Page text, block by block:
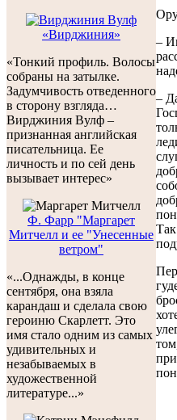
«Вирджиния»
«Тонкий профиль. Волосы
собраны на затылке.
Задумчивость отведенного
в сторону взгляда…
Вирджиния Вулф –
признанная английская
писательница. Ее
личность и по сей день
вызывает интерес»
Ф. Фарр "Маргарет
Митчелл и ее "Унесенные
ветром"
«...Однажды, в конце
сентября, она взяла
карандаш и сделала свою
героиню Скарлетт. Это
имя стало одним из самых
удивительных и
незабываемых в
художественной
литературе...»
–
–